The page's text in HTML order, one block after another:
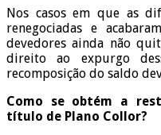
Nos casos em que as
renegociadas e
devedores ainda não
direito ao expurgo
recomposição do saldo
Como se obtém a
título de Plano Collor?